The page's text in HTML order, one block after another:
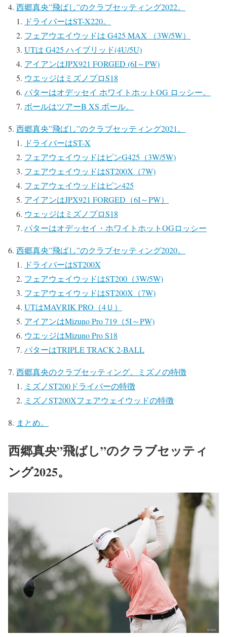
西郷真央”飛ばし”のクラブセッティング2022。
ドライバーはST-X220。
フェアウエイウッドは G425 MAX （3W/5W）
UTは G425 ハイブリッド(4U/5U)
アイアンはJPX921 FORGED (6I～PW)
ウエッジはミズノプロS18
パターはオデッセイ ホワイトホットOG ロッシー。
ボールはツアーB XS ボール。
西郷真央”飛ばし”のクラブセッティング2021。
ドライバーはST-X
フェアウェイウッドはピンG425（3W/5W)
フェアウェイウッドはST200X（7W)
フェアウェイウッドはピン425
アイアンはJPX921 FORGED（6I～PW）
ウェッジはミズノプロS18
パターはオデッセイ・ホワイトホットOGロッシー
西郷真央”飛ばし”のクラブセッティング2020。
ドライバーはST200X
フェアウェイウッドはST200（3W/5W)
フェアウェイウッドはST200X（7W)
UTはMAVRIK PRO（4Ｕ）
アイアンはMizuno Pro 719（5I～PW)
ウエッジはMizuno Pro S18
パターはTRIPLE TRACK 2-BALL
西郷真央のクラブセッティング。ミズノの特徴
ミズノST200ドライバーの特徴
ミズノST200Xフェアウェイウッドの特徴
まとめ。
西郷真央”飛ばし”のクラブセッティ
ング2025。